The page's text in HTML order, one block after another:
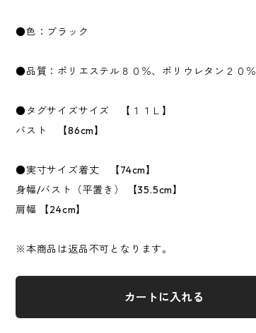
●色：ブラック
●品質：ポリエステル８０％、ポリウレタン２０％
●タグサイズサイズ 【１１Ｌ】
バスト 【86cm】
●実寸サイズ着丈 【74cm】
身幅/バスト（平置き） 【35.5cm】
肩幅 【24cm】
※本商品は返品不可となります。
カートに入れる